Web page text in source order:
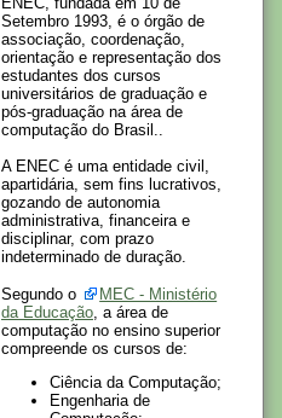
Setembro 1993, é o órgão de
associação, coordenação,
orientação e representação dos
estudantes dos cursos
universitários de graduação e
pós-graduação na área de
computação do Brasil..
A ENEC é uma entidade civil,
apartidária, sem fins lucrativos,
gozando de autonomia
administrativa, financeira e
disciplinar, com prazo
indeterminado de duração.
Segundo o
MEC - Ministério
da Educação , a área de
computação no ensino superior
compreende os cursos de:
Ciência da Computação;
Engenharia de